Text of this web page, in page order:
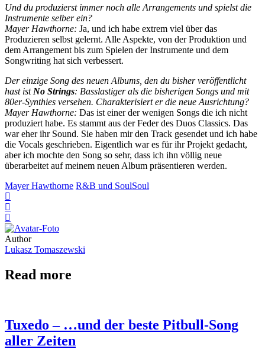
Und du produzierst immer noch alle Arrangements und spielst die
Instrumente selber ein?
Mayer Hawthorne: Ja, und ich habe extrem viel über das
Produzieren selbst gelernt. Alle Aspekte, von der Produktion und
dem Arrangement bis zum Spielen der Instrumente und dem
Songwriting hat sich verbessert.
Der einzige Song des neuen Albums, den du bisher veröffentlicht
hast ist No Strings: Basslastiger als die bisherigen Songs und mit
80er-Synthies versehen. Charakterisiert er die neue Ausrichtung?
Mayer Hawthorne: Das ist einer der wenigen Songs die ich nicht
produziert habe. Es stammt aus der Feder des Duos Classics. Das
war eher ihr Sound. Sie haben mir den Track gesendet und ich habe
die Vocals geschrieben. Eigentlich war es für ihr Projekt gedacht,
aber ich mochte den Song so sehr, dass ich ihn völlig neue
überarbeitet auf meinem neuen Album präsentieren werden.
Mayer Hawthorne R&B und SoulSoul
Author
Lukasz Tomaszewski
Read more
Tuxedo – …und der beste Pitbull-Song
aller Zeiten